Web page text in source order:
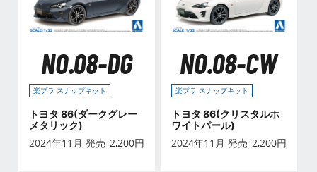
NO.08-DG
楽プラ スナップキット
トヨタ 86(ダークグレー
メタリック)
2024年11月 発売 2,200円
NO.08-CW
楽プラ スナップキット
トヨタ 86(クリスタルホ
ワイトパール)
2024年11月 発売 2,200円